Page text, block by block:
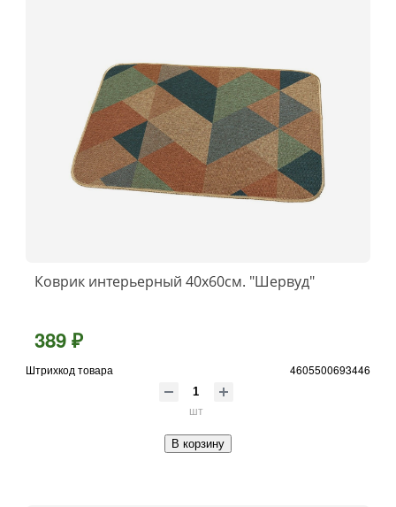
Коврик интерьерный 40х60см. "Шервуд"
389 ₽
Штрихкод товара 4605500693446
шт
В корзину